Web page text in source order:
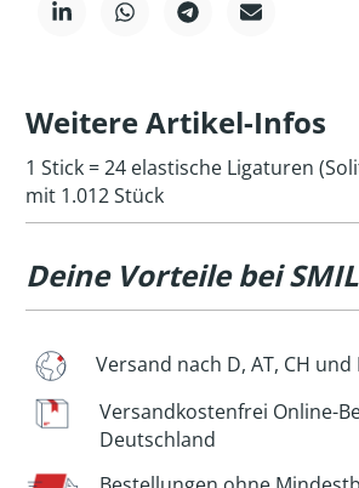
Weitere Artikel-Infos
1 Stick = 24 elastische Ligaturen
mit 1.012 Stück
Deine Vorteile bei
Versand nach D, AT, CH und
Versandkostenfrei Online-
Deutschland